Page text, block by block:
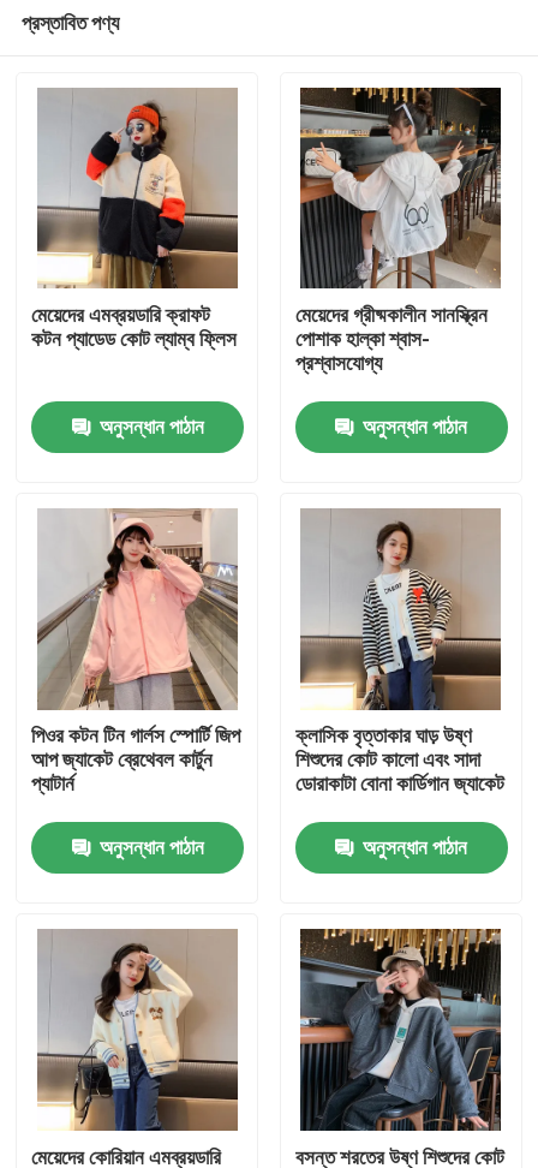
আমাদের সম্পর্কে
পরিচিতি
পণ্য
ফ্যাশন শিশুদের জামাকাপড়
ছোট মেয়েদের পোশাক
কিশোর ছেলেদের পোশাক
শিশুদের পোশাক সেট
উষ্ণ শিশুদের কোট
শিশুদের প্যান্ট
প্রস্তাবিত পণ্য
মেয়েদের এমব্রয়ডারি ক্রাফট
কটন প্যাডেড কোট ল্যাম্ব ফ্লিস
অনুসন্ধান পাঠান
মেয়েদের গ্রীষ্মকালীন সানস্ক্রিন
পোশাক হাল্কা শ্বাস-
প্রশ্বাসযোগ্য
অনুসন্ধান পাঠান
পিওর কটন টিন গার্লস স্পোর্টি জিপ
আপ জ্যাকেট ব্রেথেবল কার্টুন
প্যাটার্ন
অনুসন্ধান পাঠান
ক্লাসিক বৃত্তাকার ঘাড় উষ্ণ
শিশুদের কোট কালো এবং সাদা
ডোরাকাটা বোনা কার্ডিগান জ্যাকেট
অনুসন্ধান পাঠান
মেয়েদের কোরিয়ান এমব্রয়ডারি বসন্ত শরতের উষ্ণ শিশুদের কোট